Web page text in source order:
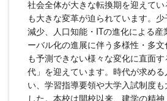
社会全体が大きな転換期を迎えてい
も大きな変革が迫られています。少
減少、人口知能・ITの進化による産
ーバル化の進展に伴う多様性・多
も予測できない様々な変化に直面
代」を迎えています。時代が求め
い、学習指導要領や大学入試制度も
した。本校は開校以来、建学の精